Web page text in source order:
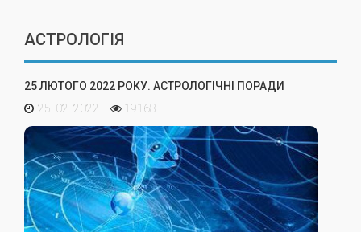
АСТРОЛОГІЯ
25 ЛЮТОГО 2022 РОКУ. АСТРОЛОГІЧНІ ПОРАДИ
25. 02. 2022
19168